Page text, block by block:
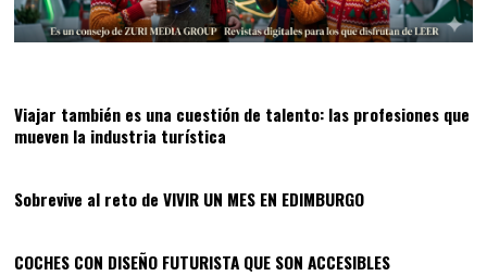
Viajar también es una cuestión de talento: las profesiones que
mueven la industria turística
Sobrevive al reto de VIVIR UN MES EN EDIMBURGO
COCHES CON DISEÑO FUTURISTA QUE SON ACCESIBLES